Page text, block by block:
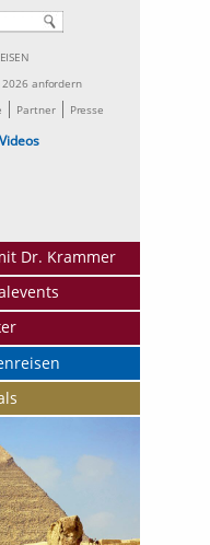
2026 anfordern
Partner Presse
Videos
Dr. Krammer